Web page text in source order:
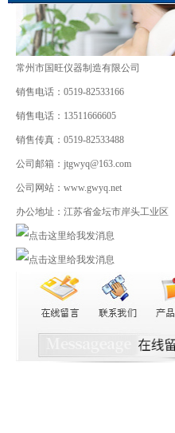
常州市国旺仪器制造有限公司
销售电话：0519-82533166
销售电话：13511666605
销售传真：0519-82533488
公司邮箱：jtgwyq@163.com
公司网站：www.gwyq.net
办公地址：江苏省金坛市岸头工业区